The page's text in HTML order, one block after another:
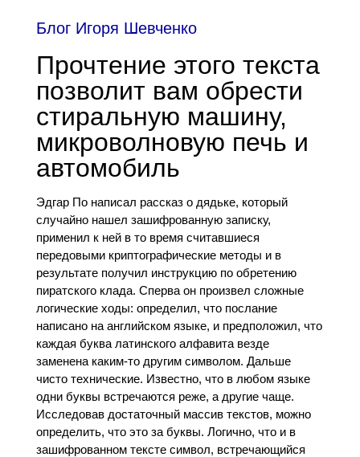
Блог Игоря Шевченко
Прочтение этого текста
позволит вам обрести
стиральную машину,
микроволновую печь и
автомобиль
Эдгар По написал рассказ о дядьке, который
случайно нашел зашифрованную записку,
применил к ней в то время считавшиеся
передовыми криптографические методы и в
результате получил инструкцию по обретению
пиратского клада. Сперва он произвел сложные
логические ходы: определил, что послание
написано на английском языке, и предположил, что
каждая буква латинского алфавита везде
заменена каким-то другим символом. Дальше
чисто технические. Известно, что в любом языке
одни буквы встречаются реже, а другие чаще.
Исследовав достаточный массив текстов, можно
определить, что это за буквы. Логично, что и в
зашифрованном тексте символ, встречающийся